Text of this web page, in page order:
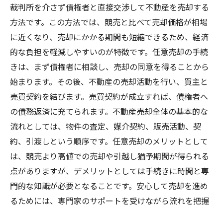
裁判所を介さず債権者と直接交渉して不動産を売却する
方法です。この方法では、競売と比べて売却価格が相場
に近くなり、売却にかかる期間も短縮できるため、経済
的な負担を軽減しやすいのが特徴です。任意売却の手続
きは、まず債権者に相談し、売却の同意を得ることから
始まります。その後、不動産の売却活動を行い、買主と
売買契約を結びます。売買契約が成立すれば、債権者へ
の債務返済に充てられます。不動産売却全体の基本的な
流れとしては、物件の査定、媒介契約、販売活動、契
約、引渡しという順序です。任意売却のメリットとして
は、競売より高値での売却や引越し猶予期間が得られる
点がありますが、デメリットとしては手続きに時間と専
門的な知識が必要となることです。安心して売却を進め
るためには、専門家のサポートを受けながら流れを把握